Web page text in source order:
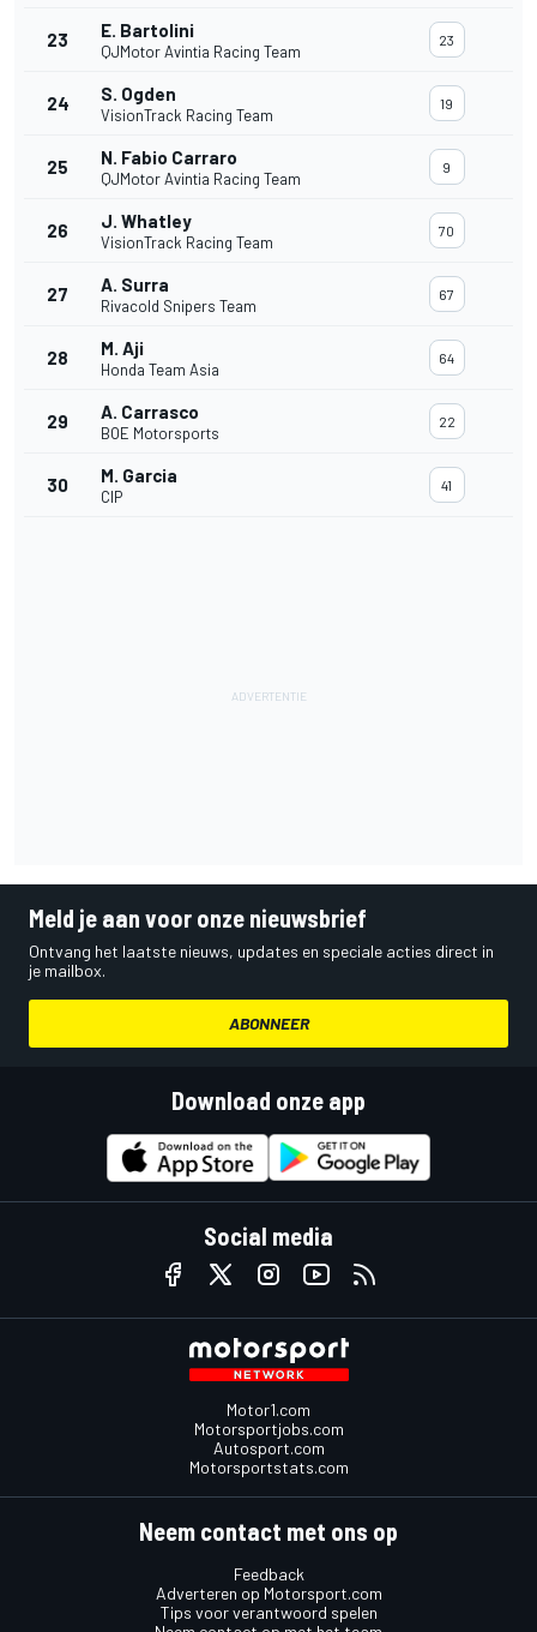
23 E. Bartolini
QJMotor Avintia Racing Team
23
24 S. Ogden
VisionTrack Racing Team
19
25 N. Fabio Carraro
QJMotor Avintia Racing Team
9
26 J. Whatley
VisionTrack Racing Team
70
27 A. Surra
Rivacold Snipers Team
67
28 M. Aji
Honda Team Asia
64
29 A. Carrasco
BOE Motorsports
22
30 M. Garcia
CIP
41
Meld je aan voor onze nieuwsbrief
Ontvang het laatste nieuws, updates en speciale acties direct in
je mailbox.
ABONNEER
Download onze app
Social media
Motor1.com
Motorsportjobs.com
Autosport.com
Motorsportstats.com
Neem contact met ons op
Feedback
Adverteren op Motorsport.com
Tips voor verantwoord spelen